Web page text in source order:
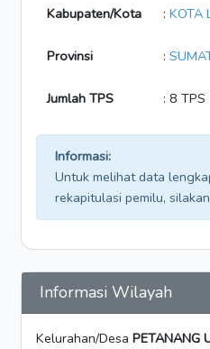
Kabupaten/Kota : KOTA
Provinsi :
Jumlah TPS : 8 TPS
Informasi:
Untuk melihat data
rekapitulasi pemilu, silakan
Informasi Wilayah
Kelurahan/Desa PETANANG